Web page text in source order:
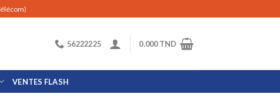
56222225 0.000TND
VENTES FLASH